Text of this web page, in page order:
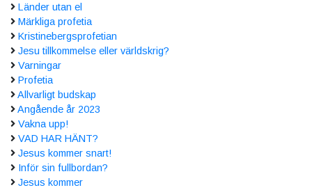
Länder utan el
Märkliga profetia
Kristinebergsprofetian
Jesu tillkommelse eller världskrig?
Varningar
Profetia
Allvarligt budskap
Angående år 2023
Vakna upp!
VAD HAR HÄNT?
Jesus kommer snart!
Inför sin fullbordan?
Jesus kommer